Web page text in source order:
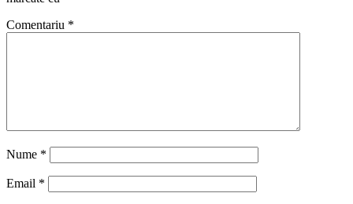
Comentariu *
Nume *
Email *